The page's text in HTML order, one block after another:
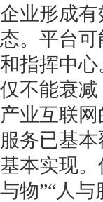
企业形成
态。平台
和指挥中
仅不能衰
产业互联
服务已基
基本实现。
与物”“人